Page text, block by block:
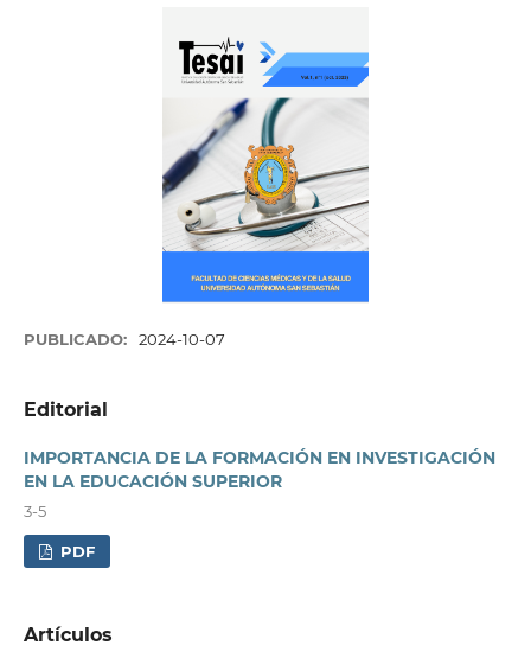
PUBLICADO: 2024-10-07
Editorial
IMPORTANCIA DE LA FORMACIÓN EN INVESTIGACIÓN
EN LA EDUCACIÓN SUPERIOR
3-5
PDF
Artículos